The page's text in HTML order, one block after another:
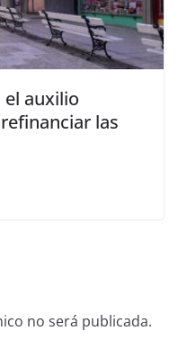
auxilio
las
no será publicada.